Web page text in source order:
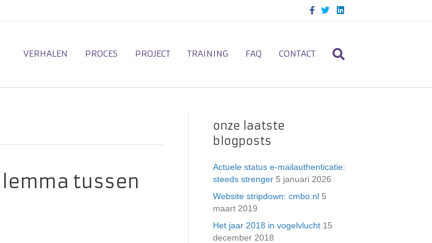
c
o
o
T
i
e
L
n
d
VERHALEN PROCES PROJECT TRAINING FAQ CONTACT
tussen
onze laatste
blogposts
Actuele status e-mailauthenticatie:
steeds strenger 5 januari 2026
Website stripdown: cmbo.nl 5
maart 2019
Het jaar 2018 in vogelvlucht 15
december 2018